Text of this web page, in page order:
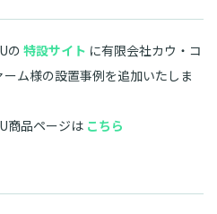
の 特設サイト に有限会社カウ・コ
ム様の設置事例を追加いたしま
商品ページは こちら